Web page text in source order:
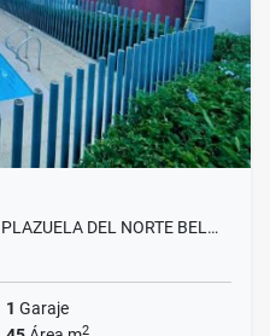
DEL NORTE BEL…
1 Garaje
2